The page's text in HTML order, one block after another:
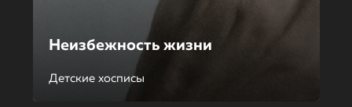
Неизбежность жизни
Детские хосписы